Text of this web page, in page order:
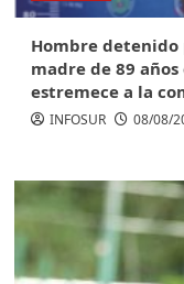
Hombre
madre de 89
estremece a la
INFOSUR 08/08/